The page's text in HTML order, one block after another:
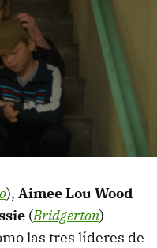
), Aimee Lou Wood
(Bridgerton)
las tres líderes de